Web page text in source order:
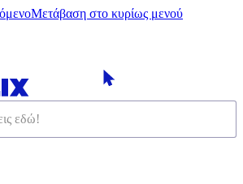
Μετάβαση στο κυρίως μενού